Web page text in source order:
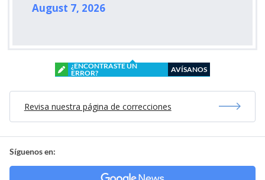
August 7, 2026
¿ENCONTRASTE UN
ERROR?
AVÍSANOS
Revisa nuestra página de correcciones
Síguenos en: